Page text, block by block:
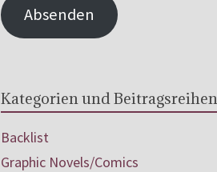
Absenden
Kategorien und Beitragsreihen
Backlist
Graphic Novels/Comics